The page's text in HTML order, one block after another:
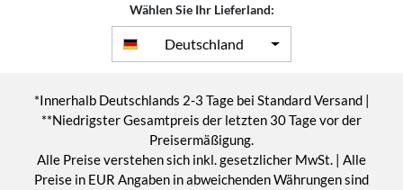
Wählen Sie Ihr Lieferland:
Deutschland
*Innerhalb Deutschlands 2-3 Tage bei Standard Versand |
**Niedrigster Gesamtpreis der letzten 30 Tage vor der
Preisermäßigung.
Alle Preise verstehen sich inkl. gesetzlicher MwSt. | Alle
Preise in EUR Angaben in abweichenden Währungen sind